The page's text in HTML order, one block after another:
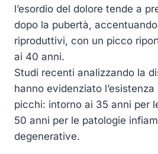
l’esordio del dolore tende a
dopo la pubertà,
riproduttivi, con un picco
ai 40 anni.
Studi recenti analizzando la
hanno evidenziato l’esistenza
picchi: intorno ai 35 anni per
50 anni per le patologie
degenerative.